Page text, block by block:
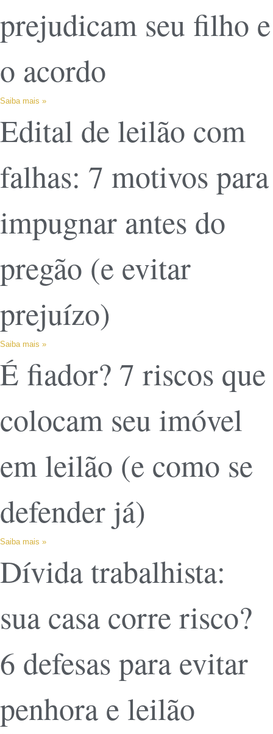
prejudicam seu filho e
o acordo
Saiba mais »
Edital de leilão com
falhas: 7 motivos para
impugnar antes do
pregão (e evitar
prejuízo)
Saiba mais »
É fiador? 7 riscos que
colocam seu imóvel
em leilão (e como se
defender já)
Saiba mais »
Dívida trabalhista:
sua casa corre risco?
6 defesas para evitar
penhora e leilão